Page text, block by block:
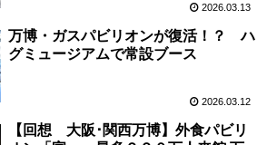
2026.03.13
万博・ガスパビリオンが復活！？ ハ
グミュージアムで常設ブース
2026.03.12
【回想 大阪･関西万博】外食パビリ